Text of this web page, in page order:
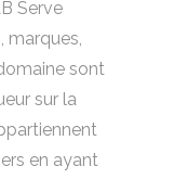
Serve
marques,
sont
sur la
en ayant